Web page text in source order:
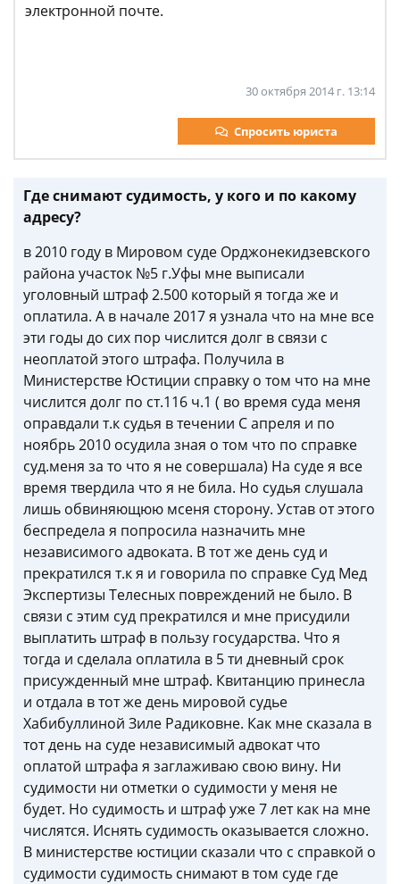
электронной почте.
30 октября 2014 г. 13:14
Спросить юриста
Где снимают судимость, у кого и по какому
адресу?
в 2010 году в Мировом суде Орджонекидзевского
района участок №5 г.Уфы мне выписали
уголовный штраф 2.500 который я тогда же и
оплатила. А в начале 2017 я узнала что на мне все
эти годы до сих пор числится долг в связи с
неоплатой этого штрафа. Получила в
Министерстве Юстиции справку о том что на мне
числится долг по ст.116 ч.1 ( во время суда меня
оправдали т.к судья в течении С апреля и по
ноябрь 2010 осудила зная о том что по справке
суд.меня за то что я не совершала) На суде я все
время твердила что я не била. Но судья слушала
лишь обвиняющюю мсеня сторону. Устав от этого
беспредела я попросила назначить мне
независимого адвоката. В тот же день суд и
прекратился т.к я и говорила по справке Суд Мед
Экспертизы Телесных повреждений не было. В
связи с этим суд прекратился и мне присудили
выплатить штраф в пользу государства. Что я
тогда и сделала оплатила в 5 ти дневный срок
присужденный мне штраф. Квитанцию принесла
и отдала в тот же день мировой судье
Хабибуллиной Зиле Радиковне. Как мне сказала в
тот день на суде независимый адвокат что
оплатой штрафа я заглаживаю свою вину. Ни
судимости ни отметки о судимости у меня не
будет. Но судимость и штраф уже 7 лет как на мне
числятся. Иснять судимость оказывается сложно.
В министерстве юстиции сказали что с справкой о
судимости судимость снимают в том суде где